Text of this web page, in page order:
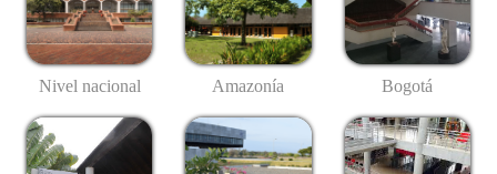
Nivel nacional Amazonía Bogotá